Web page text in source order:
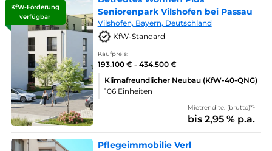
KfW-Förderung
verfügbar
Seniorenpark Vilshofen bei Passau
Vilshofen, Bayern, Deutschland
KfW-Standard
Kaufpreis:
193.100 € - 434.500 €
Klimafreundlicher Neubau (KfW-40-QNG)
106 Einheiten
Mietrendite: (brutto)*¹
bis 2,95 % p.a.
Pflegeimmobilie Verl